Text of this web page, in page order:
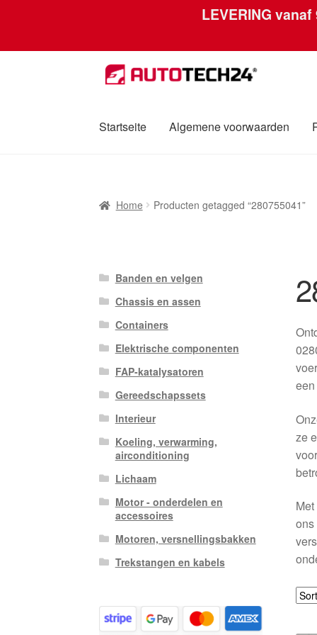
LEVERING vanaf
Ga
door
navigatie
Ga
naar
inhoud
Startseite Algemene voorwaarden
Over ons PrivacybeleidWereldwijde
Home Producten getagged “280755041”
ze
ons
Banden en velgen
Chassis en assen
Containers
Elektrische componenten
FAP-katalysatoren
Gereedschapssets
Interieur
Koeling, verwarming,
airconditioning
Lichaam
Motor - onderdelen en
accessoires
Motoren, versnellingsbakken
Trekstangen en kabels